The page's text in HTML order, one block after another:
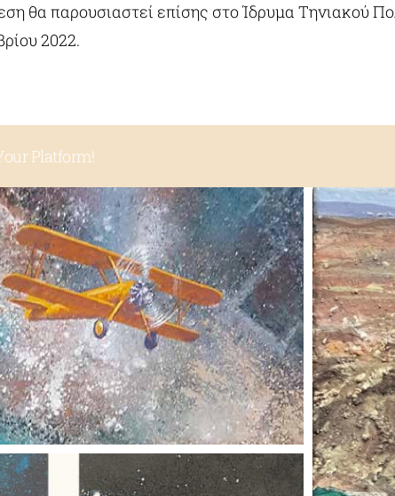
θα παρουσιαστεί επίσης στο Ίδρυμα Τηνιακού
2022.
Platform!